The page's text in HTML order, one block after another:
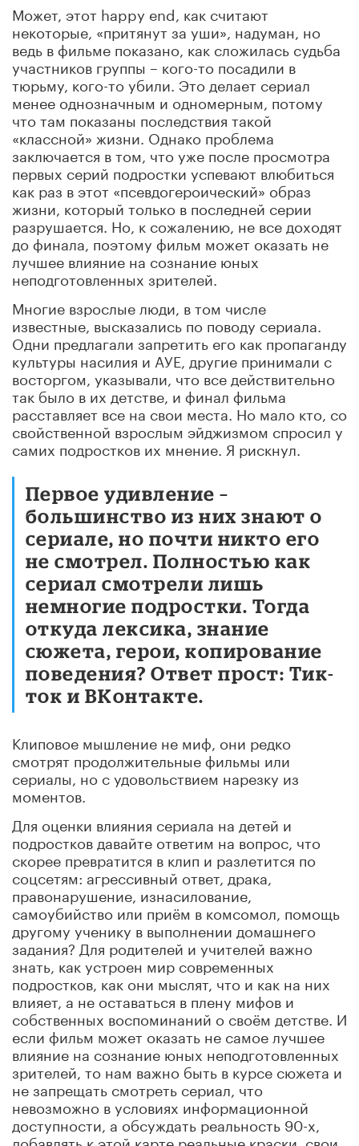
Может, этот happy еnd, как считают
некоторые, «притянут за уши», надуман, но
ведь в фильме показано, как сложилась судьба
участников группы – кого-то посадили в
тюрьму, кого-то убили. Это делает сериал
менее однозначным и одномерным, потому
что там показаны последствия такой
«классной» жизни. Однако проблема
заключается в том, что уже после просмотра
первых серий подростки успевают влюбиться
как раз в этот «псевдогероический» образ
жизни, который только в последней серии
разрушается. Но, к сожалению, не все доходят
до финала, поэтому фильм может оказать не
лучшее влияние на сознание юных
неподготовленных зрителей.
Многие взрослые люди, в том числе
известные, высказались по поводу сериала.
Одни предлагали запретить его как пропаганду
культуры насилия и АУЕ, другие принимали с
восторгом, указывали, что все действительно
так было в их детстве, и финал фильма
расставляет все на свои места. Но мало кто, со
свойственной взрослым эйджизмом спросил у
самих подростков их мнение. Я рискнул.
Первое удивление –
большинство из них знают о
сериале, но почти никто его
не смотрел. Полностью как
сериал смотрели лишь
немногие подростки. Тогда
откуда лексика, знание
сюжета, герои, копирование
поведения? Ответ прост: Тик-
ток и ВКонтакте.
Клиповое мышление не миф, они редко
смотрят продолжительные фильмы или
сериалы, но с удовольствием нарезку из
моментов.
Для оценки влияния сериала на детей и
подростков давайте ответим на вопрос, что
скорее превратится в клип и разлетится по
соцсетям: агрессивный ответ, драка,
правонарушение, изнасилование,
самоубийство или приём в комсомол, помощь
другому ученику в выполнении домашнего
задания? Для родителей и учителей важно
знать, как устроен мир современных
подростков, как они мыслят, что и как на них
влияет, а не оставаться в плену мифов и
собственных воспоминаний о своём детстве. И
если фильм может оказать не самое лучшее
влияние на сознание юных неподготовленных
зрителей, то нам важно быть в курсе сюжета и
не запрещать смотреть сериал, что
невозможно в условиях информационной
доступности, а обсуждать реальность 90-х,
добавлять к этой карте реальные краски, свои